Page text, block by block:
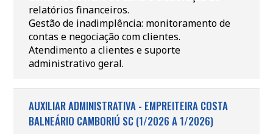
relatórios financeiros.
Gestão de inadimplência: monitoramento de
contas e negociação com clientes.
Atendimento a clientes e suporte
administrativo geral.
AUXILIAR ADMINISTRATIVA - EMPREITEIRA COSTA
BALNEÁRIO CAMBORIÚ SC (1/2026 A 1/2026)